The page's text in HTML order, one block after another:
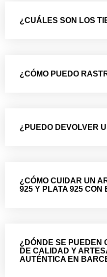
¿CUÁLES SON LOS
¿CÓMO PUEDO
¿PUEDO DEVOLVER
¿CÓMO CUIDAR UN
925 Y PLATA 925 CON
¿DÓNDE SE PUEDEN
DE CALIDAD Y
AUTÉNTICA EN